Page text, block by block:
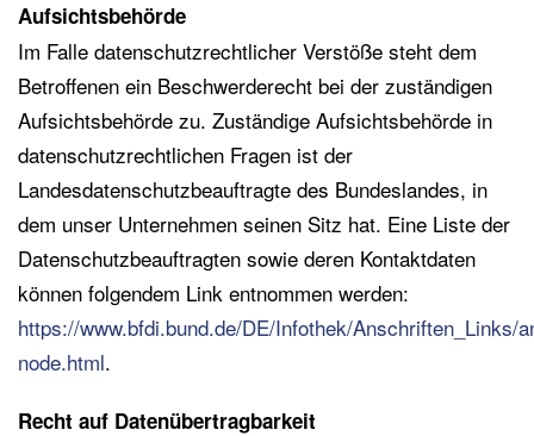
Aufsichtsbehörde
Im Falle datenschutzrechtlicher Verstöße steht dem
Betroffenen ein Beschwerderecht bei der zuständigen
Aufsichtsbehörde zu. Zuständige Aufsichtsbehörde in
datenschutzrechtlichen Fragen ist der
Landesdatenschutzbeauftragte des Bundeslandes, in
dem unser Unternehmen seinen Sitz hat. Eine Liste der
Datenschutzbeauftragten sowie deren Kontaktdaten
können folgendem Link entnommen werden:
https://www.bfdi.bund.de/DE/Infothek/Anschriften_Links/
node.html.
Recht auf Datenübertragbarkeit